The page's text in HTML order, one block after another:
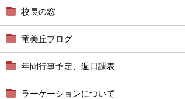
校長の窓
竜美丘ブログ
年間行事予定、週日課表
ラーケーションについて